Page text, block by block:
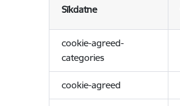
Sīkdatne
cookie-agreed-
categories
cookie-agreed